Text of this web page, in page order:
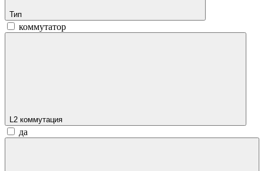
Тип
коммутатор
L2 коммутация
да